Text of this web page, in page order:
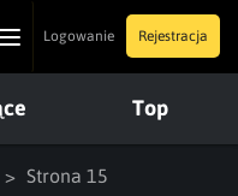
ToggleLogowanie Rejestracja
Top
Strona 15